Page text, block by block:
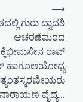
ಗುರು ದ್ವಾದಶಿ
ಆಚರಣೆಮಠದ
ರಾವ್
ಹಾಗೂಅಯೋಧ್ಯ
ವೈದ್ಯ…
⟶